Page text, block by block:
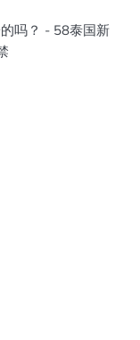
吗？ - 58泰国新